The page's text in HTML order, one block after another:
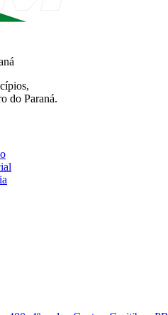
do Paraná.